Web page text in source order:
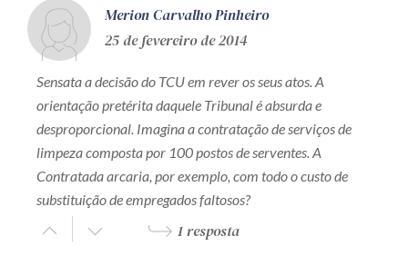
Merion Carvalho Pinheiro
25 de fevereiro de 2014
Sensata a decisão do TCU em rever os seus atos. A
orientação pretérita daquele Tribunal é absurda e
desproporcional. Imagina a contratação de serviços de
limpeza composta por 100 postos de serventes. A
Contratada arcaria, por exemplo, com todo o custo de
substituição de empregados faltosos?
1 resposta